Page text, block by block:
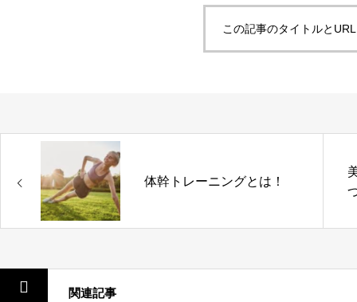
この記事のタイトルと
体幹トレーニングとは！
関連記事